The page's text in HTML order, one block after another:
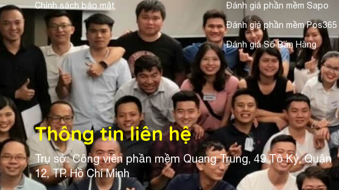
Chính sách bảo mật
Đánh giá phần mềm Sapo
Đánh giá phần mềm Pos365
Đánh giá Sổ Bán Hàng
Thông tin liên hệ
Trụ sở: Công viên phần mềm Quang Trung, 49 Tô Ký, Quận
12, TP. Hồ Chí Minh